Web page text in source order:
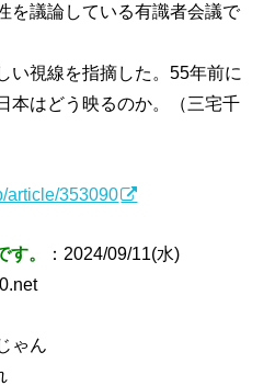
を議論している有識者会議で
い視線を指摘した。55年前に
本はどう映るのか。（三宅千
article/353090
。
：2024/09/11(水)
ゃん